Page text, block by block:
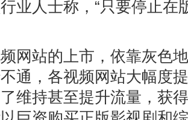
人士称，“只要停止在
站的上市，依靠灰色地
通，各视频网站大幅度
维持甚至提升流量，获